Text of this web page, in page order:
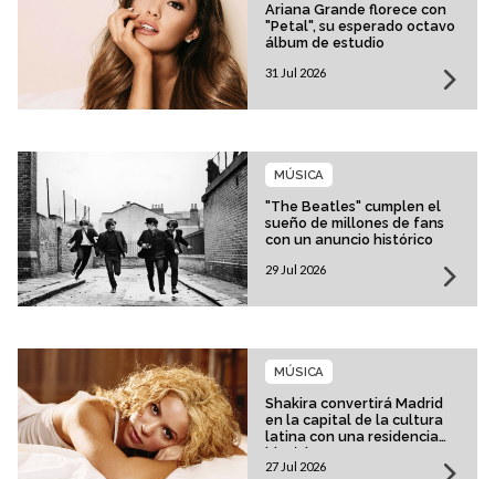
Ariana Grande florece con
"Petal", su esperado octavo
álbum de estudio
31 Jul 2026
"The Beatles" cumplen el
sueño de millones de fans
con un anuncio histórico
MÚSICA
29 Jul 2026
Shakira convertirá Madrid
en la capital de la cultura
latina con una residencia
histórica
MÚSICA
27 Jul 2026